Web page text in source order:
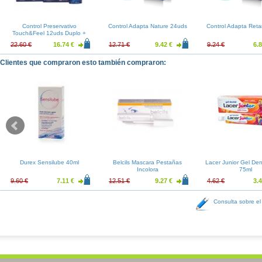
Control Preservativo
Touch&Feel 12uds Duplo +
Control Lubricante Aloe 50ml
22.60 € 16.74 €
Control Adapta Nature 24uds
12.71 € 9.42 €
Control Adapta
9.24 €
Clientes que compraron esto también compraron:
Durex Sensilube 40ml
9.60 € 7.11 €
Belcils Mascara Pestañas
Incolora
12.51 € 9.27 €
Lacer Junior Gel
75ml
4.62 €
Consulta sobre